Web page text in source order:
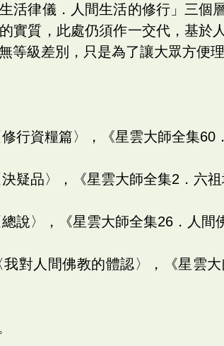
活律儀．人間生活的修行」三個
實質，此處仍須作一交代，基於
等級差別，只是為了讓大眾方便
行資糧篇〉，《星雲大師全集60
疑品〉，《星雲大師全集2．六
說〉，《星雲大師全集26．人間
對人間佛教的體認〉，《星雲